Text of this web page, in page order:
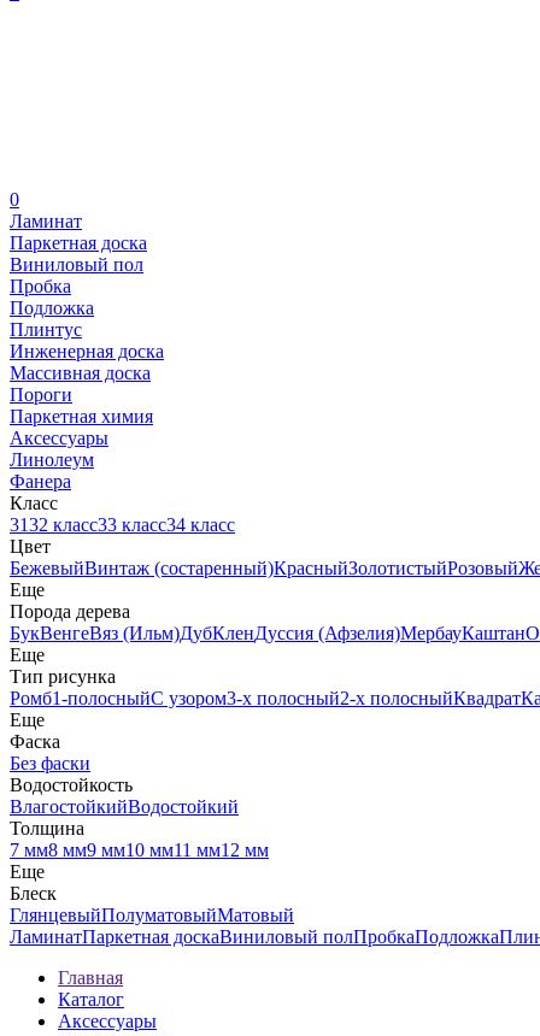
0
Ламинат
Паркетная доска
Виниловый пол
Пробка
Подложка
Плинтус
Инженерная доска
Массивная доска
Пороги
Паркетная химия
Аксессуары
Линолеум
Фанера
Класс
3132 класс33 класс34 класс
Цвет
БежевыйВинтаж (состаренный)КрасныйЗолотистыйРозовый
Еще
Порода дерева
БукВенгеВяз (Ильм)ДубКленДуссия (Афзелия)МербауКаштан
Еще
Тип рисунка
Ромб1-полосныйС узором3-х полосный2-х полосныйКвадрат
Еще
Фаска
Без фаски
Водостойкость
ВлагостойкийВодостойкий
Толщина
7 мм8 мм9 мм10 мм11 мм12 мм
Еще
Блеск
ГлянцевыйПолуматовыйМатовый
ЛаминатПаркетная доскаВиниловый полПробкаПодложка
Главная
Каталог
Аксессуары